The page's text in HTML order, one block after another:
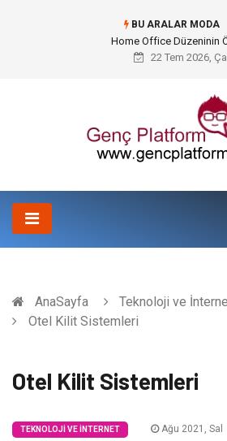
BU ARALAR MODA
Konteyner Nakliye Fiyatları ve Küresel
22 Tem 2026,
AnaSayfa
Teknoloji ve
Otel Kilit Sistemleri
Otel Kilit Sistemleri
TEKNOLOJI VE İNTERNET Ağu 2021, Sal